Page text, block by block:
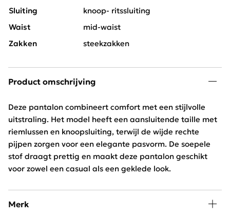
Sluiting
knoop- ritssluiting
Waist
mid-waist
Zakken
steekzakken
Product omschrijving
Deze pantalon combineert comfort met een stijlvolle
uitstraling. Het model heeft een aansluitende taille met
riemlussen en knoopsluiting, terwijl de wijde rechte
pijpen zorgen voor een elegante pasvorm. De soepele
stof draagt prettig en maakt deze pantalon geschikt
voor zowel een casual als een geklede look.
Merk